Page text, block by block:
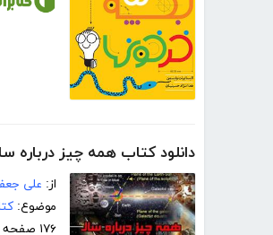
دانلود کتاب همه چیز درباره سال
از: علی
موضوع:
۱۷۶ صفحه